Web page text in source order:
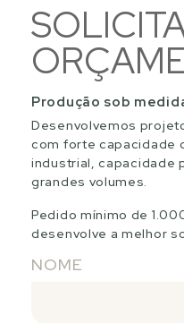
Produção sob
Desenvolvemos
com forte capacidade
industrial, capacidade
grandes volumes.
Pedido mínimo de
desenvolve a melhor
NOME